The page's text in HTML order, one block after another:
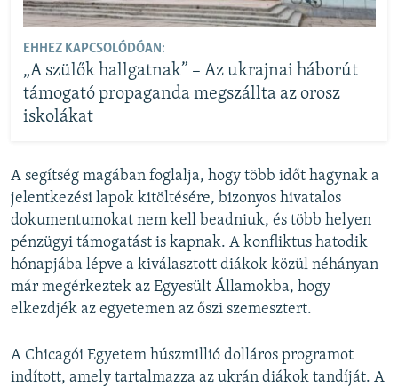
EHHEZ KAPCSOLÓDÓAN:
„A szülők hallgatnak” – Az ukrajnai háborút
támogató propaganda megszállta az orosz
iskolákat
A segítség magában foglalja, hogy több időt hagynak a
jelentkezési lapok kitöltésére, bizonyos hivatalos
dokumentumokat nem kell beadniuk, és több helyen
pénzügyi támogatást is kapnak. A konfliktus hatodik
hónapjába lépve a kiválasztott diákok közül néhányan
már megérkeztek az Egyesült Államokba, hogy
elkezdjék az egyetemen az őszi szemesztert.
A Chicagói Egyetem húszmillió dolláros programot
indított, amely tartalmazza az ukrán diákok tandíját. A